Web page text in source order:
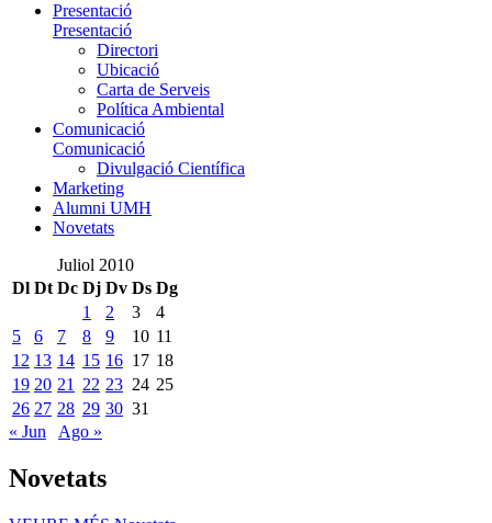
Presentació
Presentació
Directori
Ubicació
Carta de Serveis
Política Ambiental
Comunicació
Comunicació
Divulgació Científica
Marketing
Alumni UMH
Novetats
Juliol 2010
Dl Dt Dc Dj Dv Ds Dg
1
2 3
4
5
6 7 8 9 10 11
12 13 14 15 16 17 18
19 20 21 22 23 24 25
26 27 28 29 30 31
« Jun
Ago »
Novetats